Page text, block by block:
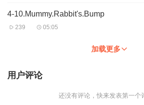
4-10.Mummy.Rabbit's.Bump
239 05:05
加载更多
用户评论
还没有评论，快来发表第一个